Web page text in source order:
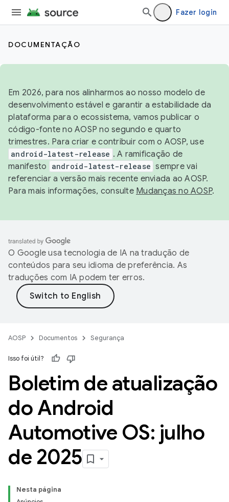
Fazer login
DOCUMENTAÇÃO
Em 2026, para nos alinharmos ao nosso modelo de
desenvolvimento estável e garantir a estabilidade da
plataforma para o ecossistema, vamos publicar o
código-fonte no AOSP no segundo e quarto
trimestres. Para criar e contribuir com o AOSP, use
android-latest-release . A ramificação de
manifesto
android-latest-release sempre vai
referenciar a versão mais recente enviada ao AOSP.
Para mais informações, consulte Mudanças no AOSP.
O Google usa tecnologia de IA na tradução de
conteúdos para seu idioma de preferência. As
traduções com IA podem ter erros.
AOSP Documentos Segurança
Isso foi útil?
Boletim de atualização
do Android
Automotive OS: julho
de 2025
Nesta página